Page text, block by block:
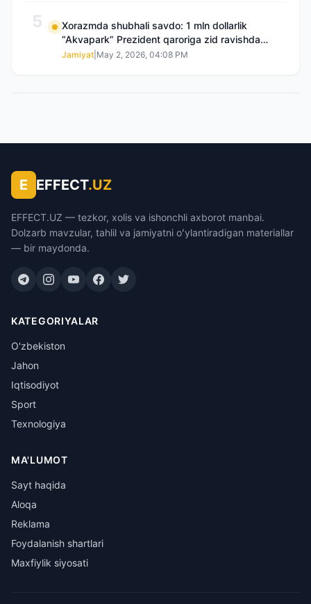
5
Xorazmda shubhali savdo: 1 mln dollarlik
“Akvapark” Prezident qaroriga zid ravishda
sotilgani maʼlum boʻldi
Jamiyat May 2, 2026, 04:08 PM
E EFFECT.UZ
EFFECT.UZ — tezkor, xolis va ishonchli axborot manbai.
Dolzarb mavzular, tahlil va jamiyatni oʻylantiradigan materiallar
— bir maydonda.
KATEGORIYALAR
O'zbekiston
Jahon
Iqtisodiyot
Sport
Texnologiya
MA'LUMOT
Sayt haqida
Aloqa
Reklama
Foydalanish shartlari
Maxfiylik siyosati